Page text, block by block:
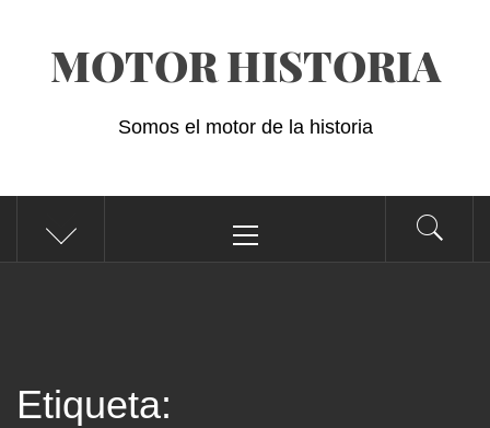
contenidoMOTOR HISTORIA
Somos el motor de la historia
principal
Etiqueta: